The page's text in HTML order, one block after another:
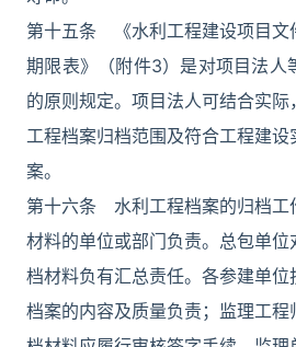
第十五条 《水利工程建设项目文
期限表》（附件3）是对项目法人
的原则规定。项目法人可结合实
工程档案归档范围及符合工程建
案。
第十六条 水利工程档案的归档工
材料的单位或部门负责。总包单
档材料负有汇总责任。各参建单
档案的内容及质量负责；监理工